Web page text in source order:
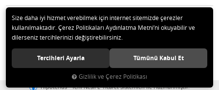
İLETİŞİM
© 2020 MAG OTOMOTİV Tüm hakları saklıdır.
Hipotenüs Yeni Nesil E-Ticaret Sistemleri ile Hazırlanmıştır.
Size daha iyi hizmet verebilmek için internet sitemizde çerezler
kullanılmaktadır. Çerez Politikaları Aydınlatma Metni’ni okuyabilir ve
dilerseniz tercihlerinizi değiştirebilirsiniz.
Tercihleri Ayarla Tümünü Kabul Et
Gizlilik ve Çerez Politikası